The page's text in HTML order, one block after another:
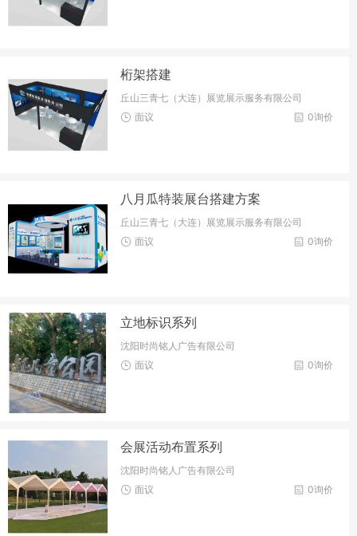
桁架搭建
丘山三青七（大连）展览展示服务有限公司
0询价
面议
八月瓜特装展台搭建方案
丘山三青七（大连）展览展示服务有限公司
0询价
面议
立地标识系列
沈阳时尚铭人广告有限公司
0询价
面议
会展活动布置系列
沈阳时尚铭人广告有限公司
0询价
面议